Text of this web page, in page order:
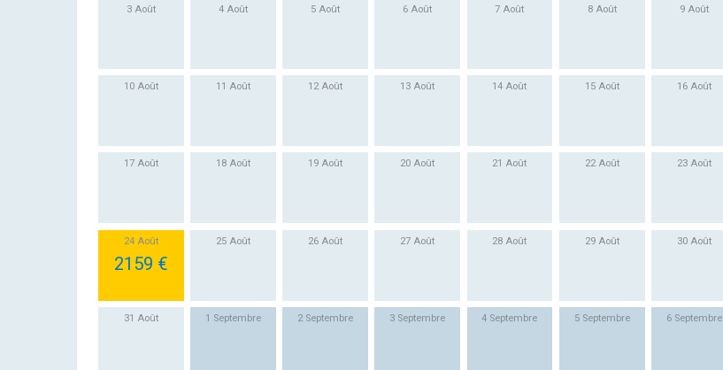
3 Août 4 Août 5 Août 6 Août 7 Août 8 Août 9 Août
10 Août 11 Août 12 Août 13 Août 14 Août 15 Août 16 Août
17 Août 18 Août 19 Août 20 Août 21 Août 22 Août 23 Août
24 Août
2159 €
25 Août 26 Août 27 Août 28 Août 29 Août 30 Août
31 Août 1 Septembre 2 Septembre 3 Septembre 4 Septembre 5 Septembre 6 Septembre